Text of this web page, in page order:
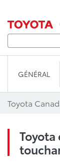
GÉNÉRAL
Toyota